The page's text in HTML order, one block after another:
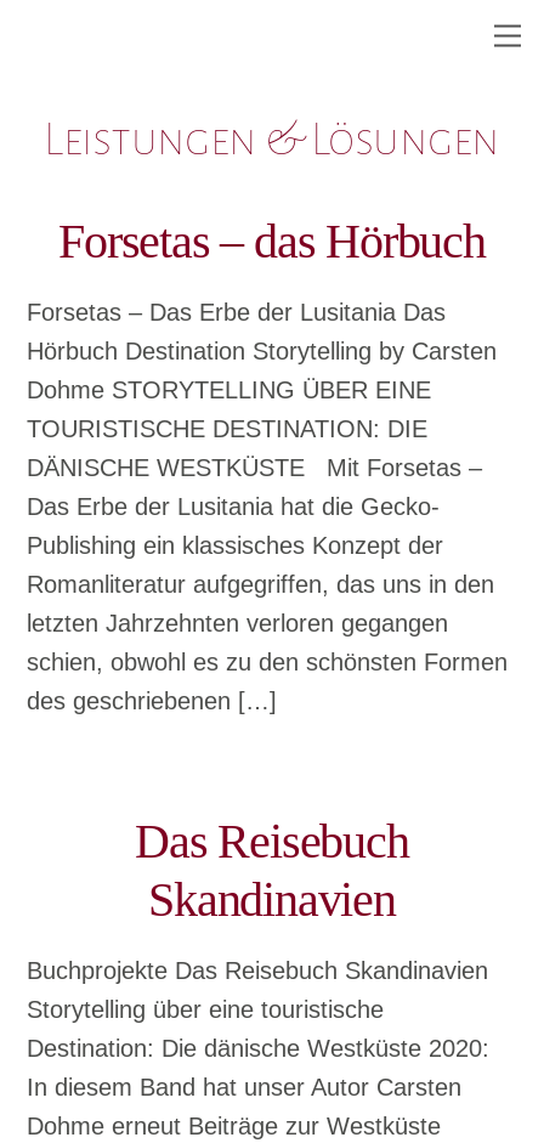
Leistungen & Lösungen
Forsetas – das Hörbuch
Forsetas – Das Erbe der Lusitania Das
Hörbuch Destination Storytelling by Carsten
Dohme STORYTELLING ÜBER EINE
TOURISTISCHE DESTINATION: DIE
DÄNISCHE WESTKÜSTE Mit Forsetas –
Das Erbe der Lusitania hat die Gecko-
Publishing ein klassisches Konzept der
Romanliteratur aufgegriffen, das uns in den
letzten Jahrzehnten verloren gegangen
schien, obwohl es zu den schönsten Formen
des geschriebenen […]
Das Reisebuch
Skandinavien
Buchprojekte Das Reisebuch Skandinavien
Storytelling über eine touristische
Destination: Die dänische Westküste 2020:
In diesem Band hat unser Autor Carsten
Dohme erneut Beiträge zur Westküste